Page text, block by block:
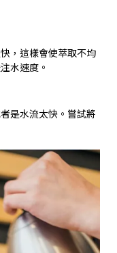
，這樣會使萃取不均
水速度。
是水流太快。嘗試將